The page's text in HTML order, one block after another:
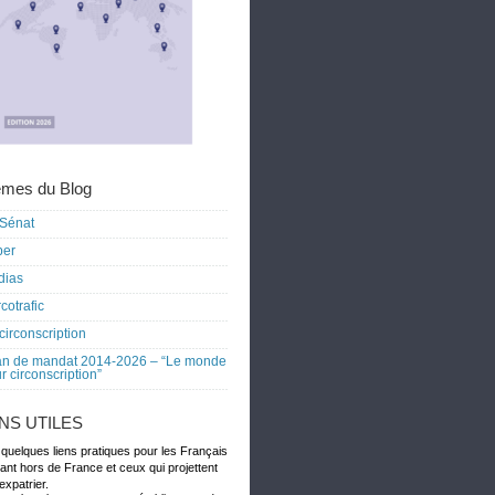
du Blog
de mandat 2014-2026 – “Le monde
circonscription”
UTILES
quelques liens pratiques pour les Français
hors de France et ceux qui projettent